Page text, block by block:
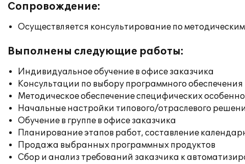
Сопровождение:
Осуществляется консультирование по
Выполнены следующие работы:
Индивидуальное обучение в офисе заказчика
Консультации по выбору программного
Методическое обеспечение специфических
Начальные настройки типового/отраслевого
Обучение в группе в офисе заказчика
Планирование этапов работ, составление
Продажа выбранных программных продуктов
Сбор и анализ требований заказчика к